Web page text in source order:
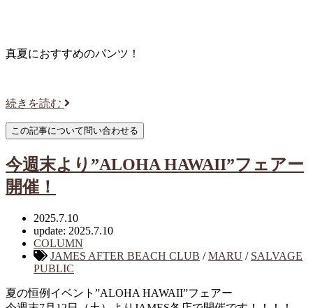
真夏におすすめのパンツ！
続きを読む
今週末より”ALOHA HAWAII”フェアー
開催！
2025.7.10
update: 2025.7.10
COLUMN
JAMES AFTER BEACH CLUB /MARU / SALVAGE
PUBLIC
夏の恒例イベント”ALOHA HAWAII”フェアー